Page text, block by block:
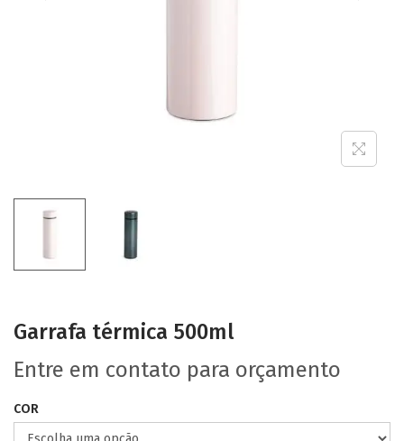
Garrafa térmica 500ml
Entre em contato para orçamento
COR